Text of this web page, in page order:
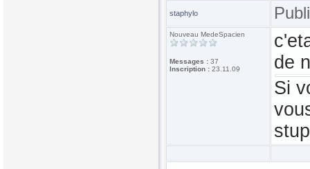
staphylo
Nouveau MedeSpacien
Messages : 37
Inscription : 23.11.09
de
Si